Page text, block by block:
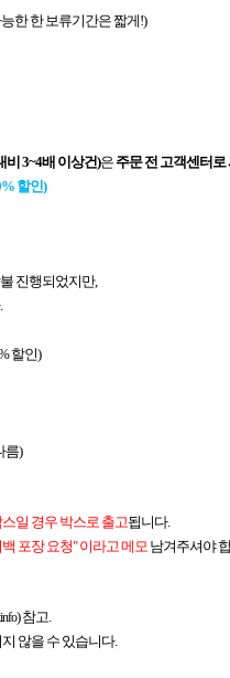
한 한 보류기간은 짧게!)
비 3~4배 이상건)은 주문 전 고객센터로
할인)
진행되었지만,
할인)
름)
일 경우 박스로 출고됩니다.
포장 요청" 이라고 메모 남겨주셔야
) 참고.
않을 수 있습니다.